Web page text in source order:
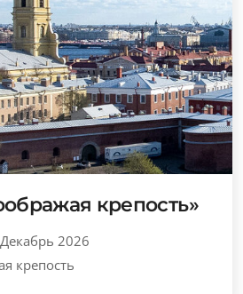
крепость»
2026
крепость